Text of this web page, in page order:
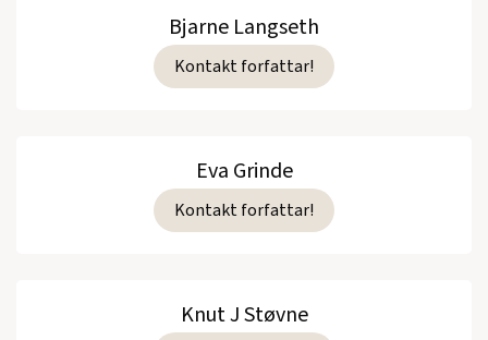
Bjarne Langseth
Kontakt forfattar!
Eva Grinde
Kontakt forfattar!
Knut J Støvne